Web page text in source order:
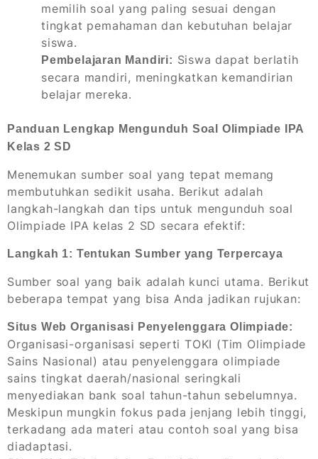
memilih soal yang paling sesuai dengan
tingkat pemahaman dan kebutuhan belajar
siswa.
Pembelajaran Mandiri: Siswa dapat berlatih
secara mandiri, meningkatkan kemandirian
belajar mereka.
Panduan Lengkap Mengunduh Soal Olimpiade IPA
Kelas 2 SD
Menemukan sumber soal yang tepat memang
membutuhkan sedikit usaha. Berikut adalah
langkah-langkah dan tips untuk mengunduh soal
Olimpiade IPA kelas 2 SD secara efektif:
Langkah 1: Tentukan Sumber yang Terpercaya
Sumber soal yang baik adalah kunci utama. Berikut
beberapa tempat yang bisa Anda jadikan rujukan:
Situs Web Organisasi Penyelenggara Olimpiade:
Organisasi-organisasi seperti TOKI (Tim Olimpiade
Sains Nasional) atau penyelenggara olimpiade
sains tingkat daerah/nasional seringkali
menyediakan bank soal tahun-tahun sebelumnya.
Meskipun mungkin fokus pada jenjang lebih tinggi,
terkadang ada materi atau contoh soal yang bisa
diadaptasi.